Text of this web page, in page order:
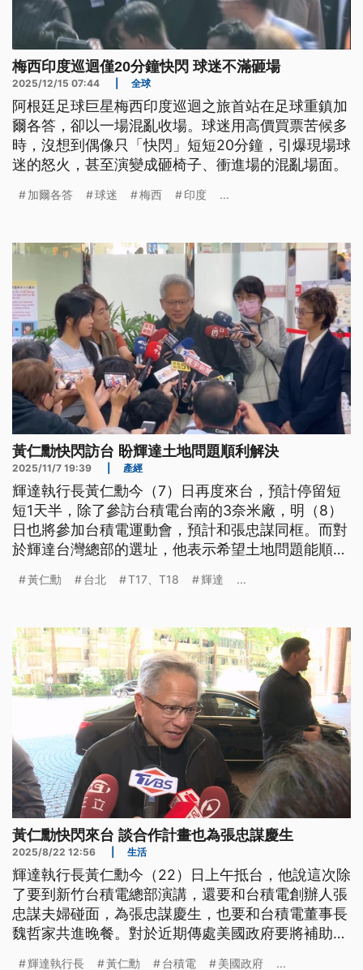
梅西印度巡迴僅20分鐘快閃 球迷不滿砸場
2025/12/15 07:44 全球
阿根廷足球巨星梅西印度巡迴之旅首站在足球重鎮加
爾各答，卻以一場混亂收場。球迷用高價買票苦候多
時，沒想到偶像只「快閃」短短20分鐘，引爆現場球
迷的怒火，甚至演變成砸椅子、衝進場的混亂場面。
加爾各答 球迷 梅西 印度 ...
黃仁勳快閃訪台 盼輝達土地問題順利解決
2025/11/7 19:39 產經
輝達執行長黃仁勳今（7）日再度來台，預計停留短
短1天半，除了參訪台積電台南的3奈米廠，明（8）
日也將參加台積電運動會，預計和張忠謀同框。而對
於輝達台灣總部的選址，他表示希望土地問題能順利
台北市長蔣萬安見面，不過蔣萬安也喊話，希望輝達
收全面提升。
黃仁勳 台北 T17、T18 輝達 ...
黃仁勳快閃來台 談合作計畫也為張忠謀慶生
2025/8/22 12:56 生活
輝達執行長黃仁勳今（22）日上午抵台，他說這次除
了要到新竹台積電總部演講，還要和台積電創辦人張
忠謀夫婦碰面，為張忠謀慶生，也要和台積電董事長
魏哲家共進晚餐。對於近期傳處美國政府要將補助換
輝達執行長 黃仁勳 台積電 美國政府 ...